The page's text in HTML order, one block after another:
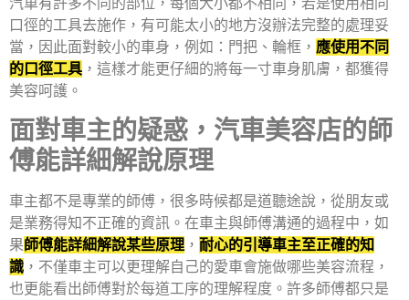
口徑的工具去施作，有可能太小的地方沒辦法完整的處理妥
當，因此面對較小的車身，例如：門把、輪框， 應使用不同
的口徑工具 ，這樣才能更仔細的將每一寸車身肌膚，都獲得
美容呵護。
面對車主的疑惑，汽車美容店的師
傅能詳細解說原理
車主都不是專業的師傅，很多時候都是道聽途說，從朋友或
是業務得知不正確的資訊。在車主與師傅溝通的過程中，如
果師傅能詳細解說某些原理 ， 耐心的引導車主至正確的知
識 ，不僅車主可以更理解自己的愛車會施做哪些美容流程，
也更能看出師傅對於每道工序的理解程度。許多師傅都只是